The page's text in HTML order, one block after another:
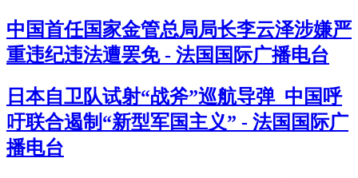
中国首任国家金管总局局长李云泽涉嫌严
重违纪违法遭罢免 - 法国国际广播电台
日本自卫队试射“战斧”巡航导弹 中国呼
吁联合遏制“新型军国主义” - 法国国际广
播电台